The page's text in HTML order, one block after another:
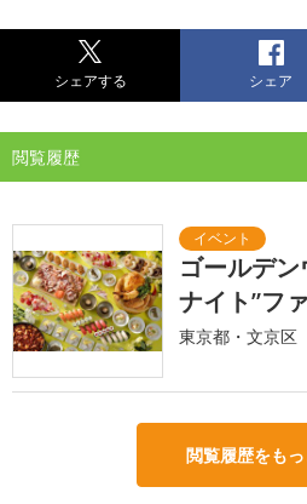
シェアする シェア
閲覧履歴
ゴールデ
ナイト”フ
東京都・文京区
閲覧履歴をも